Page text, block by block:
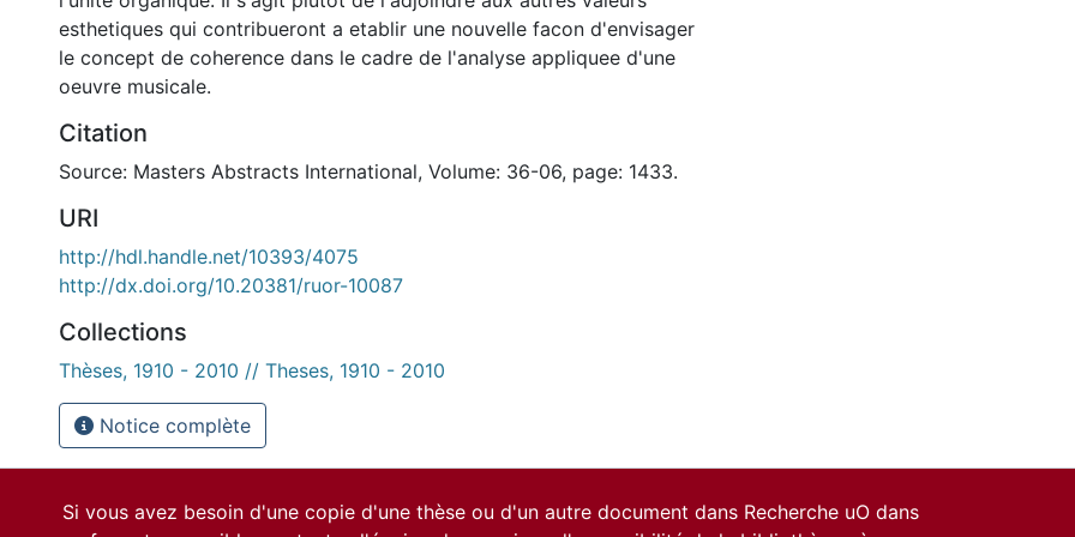
esthetiques qui contribueront a etablir une nouvelle facon d'envisager
le concept de coherence dans le cadre de l'analyse appliquee d'une
oeuvre musicale.
Citation
Source: Masters Abstracts International, Volume: 36-06, page: 1433.
URI
http://hdl.handle.net/10393/4075
http://dx.doi.org/10.20381/ruor-10087
Collections
Thèses, 1910 - 2010 // Theses, 1910 - 2010
Notice complète
Si vous avez besoin d'une copie d'une thèse ou d'un autre document dans Recherche uO dans